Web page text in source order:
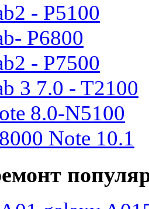
- P5100
P6800
- P7500
3 7.0 - T2100
8.0-N5100
Note 10.1